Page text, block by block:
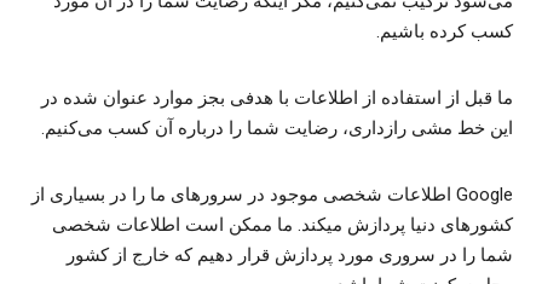
کسب کرده باشیم.
ما قبل از استفاده از اطلاعات با هدفی بجز موارد عنوان شده در
این خط مشی رازداری، رضایت شما را درباره آن کسب می‌کنیم.
Google اطلاعات شخصی موجود در سرورهای ما را در بسیاری از
کشورهای دنیا پردازش میکند. ما ممکن است اطلاعات شخصی
شما را در سروری مورد پردازش قرار دهیم که خارج از کشور